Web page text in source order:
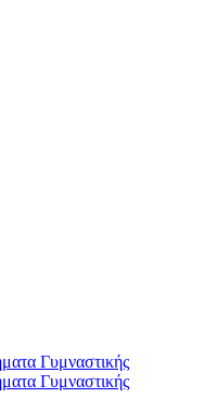
Γυμναστικής
Γυμναστικής